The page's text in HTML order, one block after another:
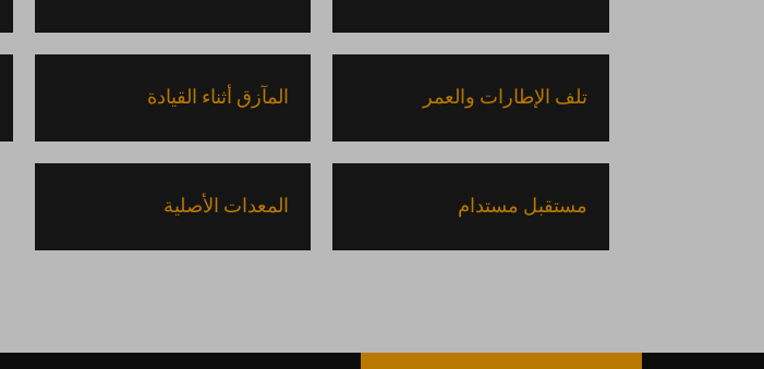
تلف الإطارات والعمر المآزق أثناء القيادة
مستقبل مستدام المعدات الأصلية